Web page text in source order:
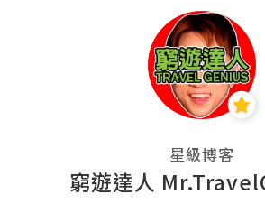
星級博客
窮遊達人